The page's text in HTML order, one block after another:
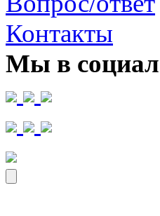
Контакты
Мы в